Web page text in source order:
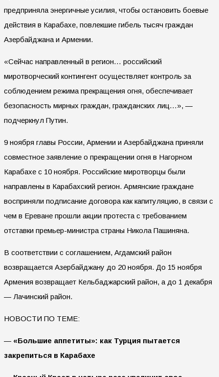
предприняла энергичные усилия, чтобы остановить боевые
действия в Карабахе, повлекшие гибель тысяч граждан
Азербайджана и Армении.
«Сейчас направленный в регион… российский
миротворческий контингент осуществляет контроль за
соблюдением режима прекращения огня, обеспечивает
безопасность мирных граждан, гражданских лиц…», —
подчеркнул Путин.
9 ноября главы России, Армении и Азербайджана приняли
совместное заявление о прекращении огня в Нагорном
Карабахе с 10 ноября. Российские миротворцы были
направлены в Карабахский регион. Армянские граждане
восприняли подписание договора как капитуляцию, в связи с
чем в Ереване прошли акции протеста с требованием
отставки премьер-министра страны Никола Пашиняна.
В соответствии с соглашением, Агдамский район
возвращается Азербайджану до 20 ноября. До 15 ноября
Армения возвращает Кельбаджарский район, а до 1 декабря
— Лачинский район.
НОВОСТИ ПО ТЕМЕ:
— «Большие аппетиты»: как Турция пытается
закрепиться в Карабахе